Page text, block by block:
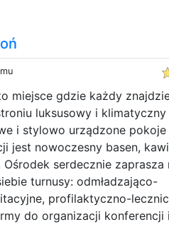
miejsce gdzie każdy
luksusowy i
i stylowo urządzone
jest nowoczesny basen,
Ośrodek serdecznie zaprasza
turnusy: odmładzająco-
profilaktyczno-
do organizacji konferencji